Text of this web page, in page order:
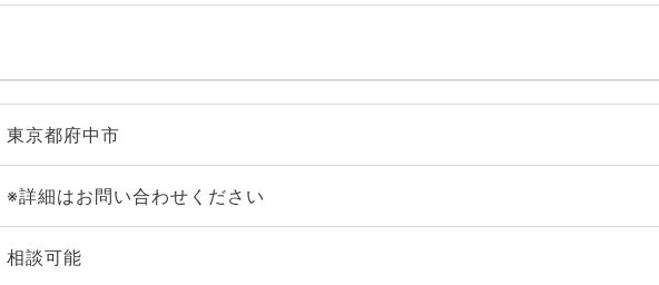
東京都府中市
※詳細はお問い合わせください
相談可能